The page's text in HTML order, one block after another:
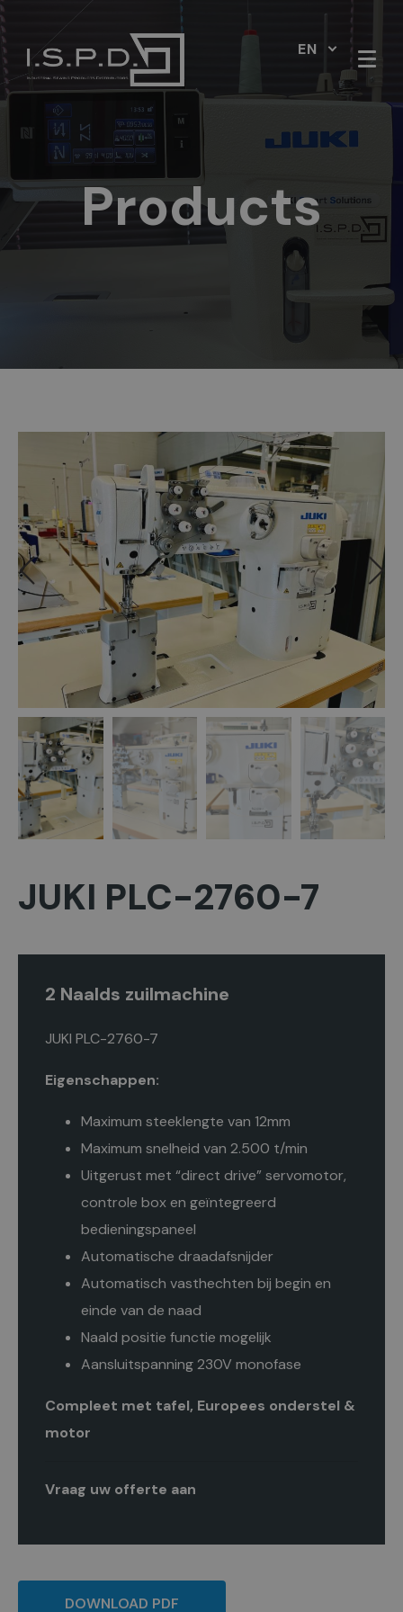
EN
Products
JUKI PLC-2760-7
2 Naalds zuilmachine
JUKI PLC-2760-7
Eigenschappen:
Maximum steeklengte van 12mm
Maximum snelheid van 2.500 t/min
Uitgerust met “direct drive” servomotor,
controle box en geïntegreerd
bedieningspaneel
Automatische draadafsnijder
Automatisch vasthechten bij begin en
einde van de naad
Naald positie functie mogelijk
Aansluitspanning 230V monofase
Compleet met tafel, Europees onderstel &
motor
Vraag uw offerte aan
DOWNLOAD PDF